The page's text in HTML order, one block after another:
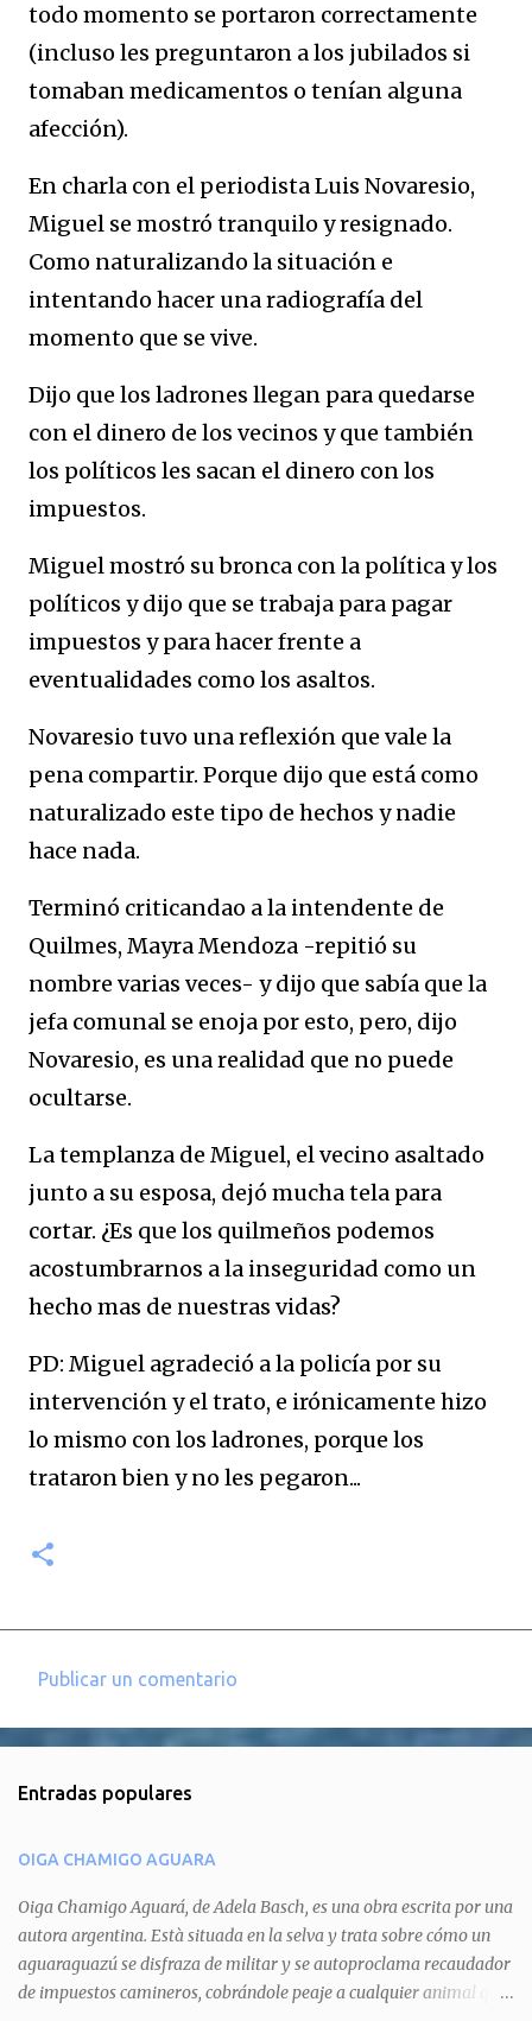
todo momento se portaron correctamente
(incluso les preguntaron a los jubilados si
tomaban medicamentos o tenían alguna
afección).
En charla con el periodista Luis Novaresio,
Miguel se mostró tranquilo y resignado.
Como naturalizando la situación e
intentando hacer una radiografía del
momento que se vive.
Dijo que los ladrones llegan para quedarse
con el dinero de los vecinos y que también
los políticos les sacan el dinero con los
impuestos.
Miguel mostró su bronca con la política y los
políticos y dijo que se trabaja para pagar
impuestos y para hacer frente a
eventualidades como los asaltos.
Novaresio tuvo una reflexión que vale la
pena compartir. Porque dijo que está como
naturalizado este tipo de hechos y nadie
hace nada.
Terminó criticandao a la intendente de
Quilmes, Mayra Mendoza -repitió su
nombre varias veces- y dijo que sabía que la
jefa comunal se enoja por esto, pero, dijo
Novaresio, es una realidad que no puede
ocultarse.
La templanza de Miguel, el vecino asaltado
junto a su esposa, dejó mucha tela para
cortar. ¿Es que los quilmeños podemos
acostumbrarnos a la inseguridad como un
hecho mas de nuestras vidas?
PD: Miguel agradeció a la policía por su
intervención y el trato, e irónicamente hizo
lo mismo con los ladrones, porque los
trataron bien y no les pegaron...
e
t
a
r
i
o
Publicar un comentario
Entradas populares
OIGA CHAMIGO AGUARA
Oiga Chamigo Aguará, de Adela Basch, es una obra escrita por una
autora argentina. Està situada en la selva y trata sobre cómo un
aguaraguazú se disfraza de militar y se autoproclama recaudador
de impuestos camineros, cobrándole peaje a cualquier animal que